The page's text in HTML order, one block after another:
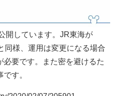
開しています。JR東海が
同様、運用は変更になる場合
必要です。また密を避けるた
す。